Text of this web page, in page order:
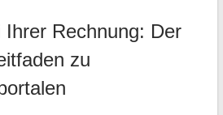
Ihrer Rechnung: Der
zu